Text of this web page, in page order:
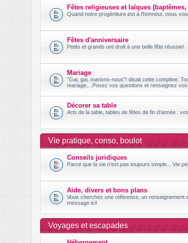
Fêtes religieuses et laïques
Quand notre progéniture est à l'honneur, nous
Fêtes d'anniversaire
Petits et grands ont droit à une belle fête réussie!
Mariage
"Gai, gai, marions-nous"! disait cette comptine.
mariage,...Posez vos questions et renseignez
Décorer sa table
Arts de la table, tables de fêtes de fin d'année :
Vie pratique, conso, boulot
Conseils juridiques
Parce que la vie n'est pas toujours simple... Vie
Aide, divers et bons plans
Vous cherchez une référence, un renseignement
message ici!
Voyages et escapades